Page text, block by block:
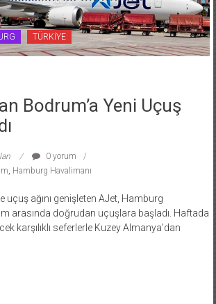
TÜRKİYE
Bodrum’a Yeni Uçuş
0 yorum
Hamburg Havalimanı
uçuş ağını genişleten AJet, Hamburg
arasında doğrudan uçuşlara başladı. Haftada
karşılıklı seferlerle Kuzey Almanya’dan